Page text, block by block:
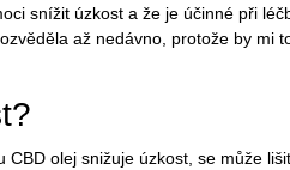
snížit úzkost a že je účinné při
až nedávno, protože by mi
olej snižuje úzkost, se může